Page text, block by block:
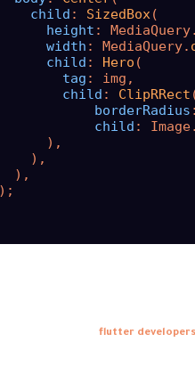
child : SizedBox(
height : MediaQuery.
width : MediaQuery.
child : Hero (
tag : img,
child : ClipRRect
borderRadius
child : Image.
),
),
),